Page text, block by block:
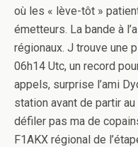
où les « lève-tôt »
émetteurs. La bande à
régionaux. J trouve une
06h14 Utc, un record
appels, surprise l’ami
station avant de partir
défiler pas ma de
F1AKX régional de